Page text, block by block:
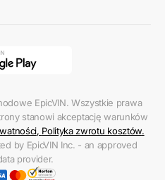
EpicVIN. Wszystkie prawa
stanowi akceptację warunków
, Polityka zwrotu kosztów.
by EpicVIN Inc. - an approved
provider.